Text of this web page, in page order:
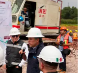
ADN40, ya duerme
Estoy listo para la